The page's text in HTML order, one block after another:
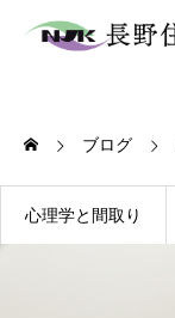
当社について
ブログ
心理学と間取り